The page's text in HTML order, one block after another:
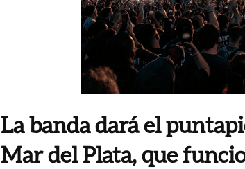
La banda dará el
Mar del Plata, que